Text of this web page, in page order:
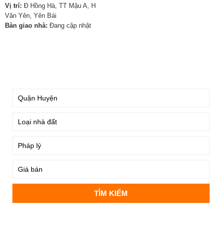
Vị trí: Đ Hồng Hà, TT Mậu A, H
Văn Yên, Yên Bái
Bàn giao nhà: Đang cập nhật